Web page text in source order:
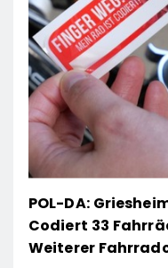
POL-DA:
Codiert 33
Weiterer